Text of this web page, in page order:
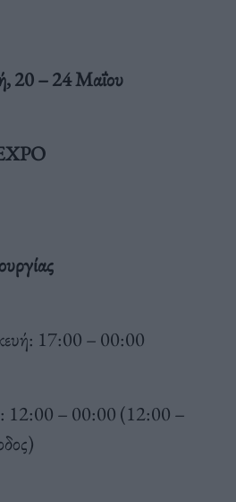
20 – 24 Μαΐου
17:00 – 00:00
12:00 – 00:00 (12:00 –